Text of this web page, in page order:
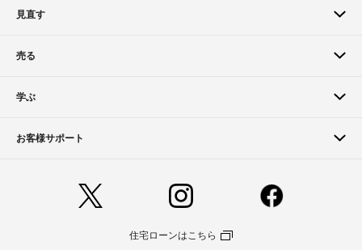
見直す
売る
学ぶ
お客様サポート
住宅ローンはこちら